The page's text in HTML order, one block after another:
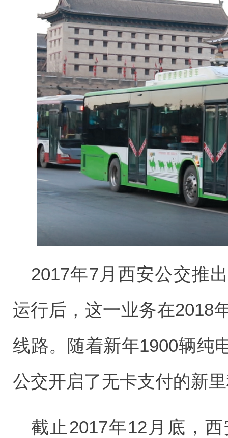
2017年7月西安公交推
运行后，这一业务在2018
线路。随着新年1900辆纯
公交开启了无卡支付的新
截止2017年12月底，